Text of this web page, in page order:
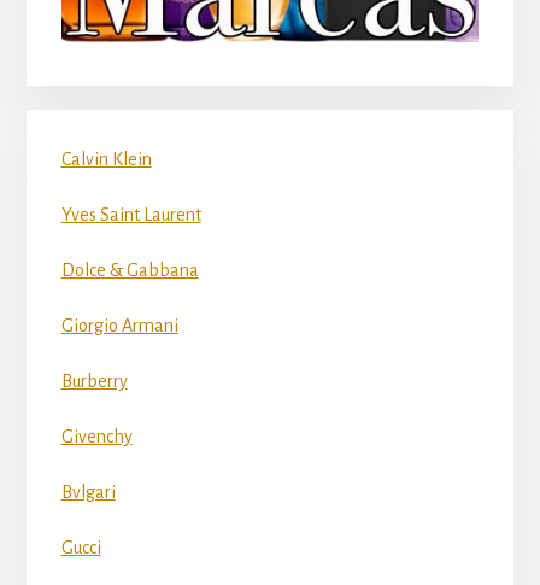
Calvin Klein
Yves Saint Laurent
Dolce & Gabbana
Giorgio Armani
Burberry
Givenchy
Bvlgari
Gucci